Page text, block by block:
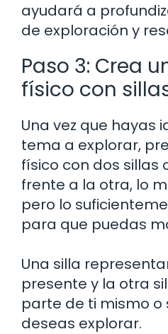
ayudará a
de exploración y
Paso 3: Crea
físico con
Una vez que hayas
tema a explorar,
físico con dos sillas
frente a la otra, lo
pero lo
para que puedas
Una silla
presente y la otra
parte de ti mismo o
deseas explorar.